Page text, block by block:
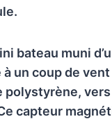
bateau muni
à un coup de
polystyrène,
capteur